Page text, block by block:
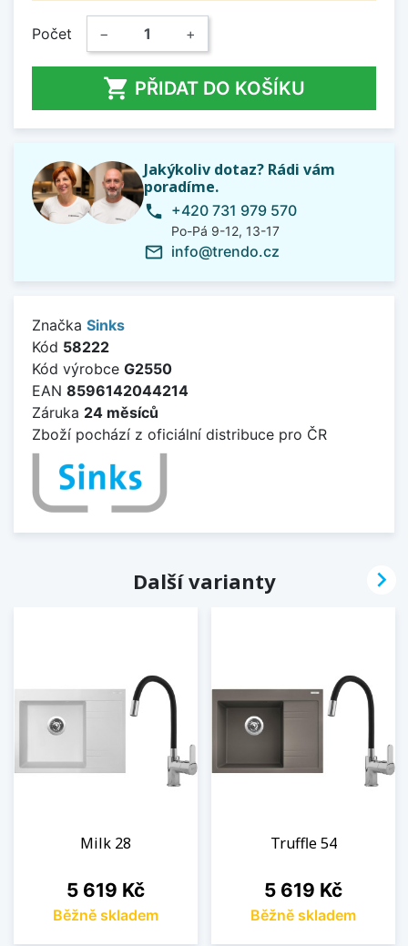
Počet − +
 PŘIDAT DO KOŠÍKU
Jakýkoliv dotaz? Rádi vám
poradíme.
phone +420 731 979 570
Po-Pá 9-12, 13-17
mail_outline info@trendo.cz
Značka Sinks
Kód 58222
Kód výrobce G2550
EAN 8596142044214
Záruka 24 měsíců
Zboží pochází z oficiální distribuce pro ČR
Další varianty
Milk 28
Cena
5 619 Kč
Běžně skladem
Truffle 54
Cena
5 619 Kč
Běžně skladem
